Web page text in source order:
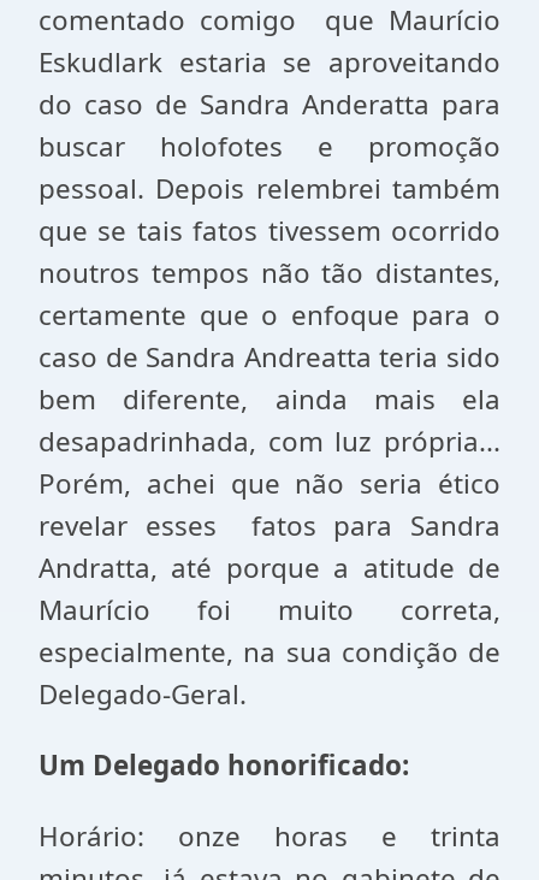
comentado comigo que Maurício
Eskudlark estaria se aproveitando
do caso de Sandra Anderatta para
buscar holofotes e promoção
pessoal. Depois relembrei também
que se tais fatos tivessem ocorrido
noutros tempos não tão distantes,
certamente que o enfoque para o
caso de Sandra Andreatta teria sido
bem diferente, ainda mais ela
desapadrinhada, com luz própria...
Porém, achei que não seria ético
revelar esses fatos para Sandra
Andratta, até porque a atitude de
Maurício foi muito correta,
especialmente, na sua condição de
Delegado-Geral.
Um Delegado honorificado:
Horário: onze horas e trinta